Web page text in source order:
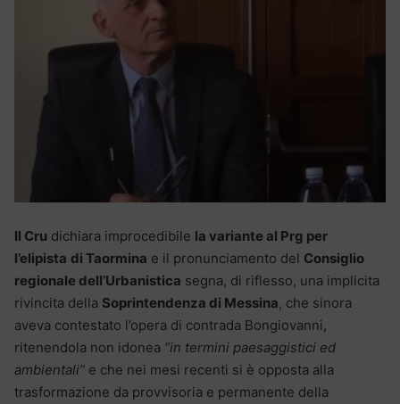
Il Cru dichiara improcedibile la variante al Prg per
l’elipista di Taormina e il pronunciamento del Consiglio
regionale dell’Urbanistica segna, di riflesso, una implicita
rivincita della Soprintendenza di Messina, che sinora
aveva contestato l’opera di contrada Bongiovanni,
ritenendola non idonea “in termini paesaggistici ed
ambientali” e che nei mesi recenti si è opposta alla
trasformazione da provvisoria e permanente della